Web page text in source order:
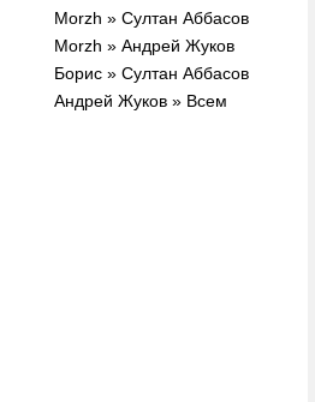
Morzh » Султан Аббасов
Morzh » Андрей Жуков
Борис » Султан Аббасов
Андрей Жуков » Всем